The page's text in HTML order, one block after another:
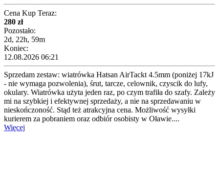
Cena Kup Teraz:
280 zł
Pozostało:
2d, 22h, 59m
Koniec:
12.08.2026 06:21
Sprzedam zestaw: wiatrówka Hatsan AirTackt 4.5mm (poniżej 17kJ
- nie wymaga pozwolenia), śrut, tarcze, celownik, czyscik do lufy,
okulary. Wiatrówka użyta jeden raz, po czym trafiła do szafy. Zależy
mi na szybkiej i efektywnej sprzedaży, a nie na sprzedawaniu w
nieskończoność. Stąd też atrakcyjna cena. Możliwość wysyłki
kurierem za pobraniem oraz odbiór osobisty w Oławie....
Więcej